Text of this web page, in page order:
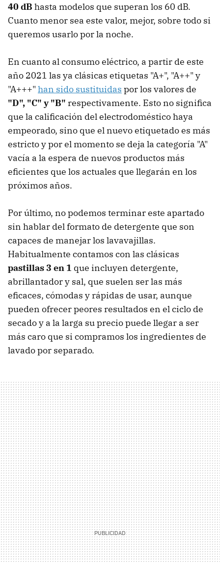
40 dB hasta modelos que superan los 60 dB.
Cuanto menor sea este valor, mejor, sobre todo si
queremos usarlo por la noche.
En cuanto al consumo eléctrico, a partir de este
año 2021 las ya clásicas etiquetas "A+", "A++" y
"A+++" han sido sustituidas por los valores de
"D", "C" y "B" respectivamente. Esto no significa
que la calificación del electrodoméstico haya
empeorado, sino que el nuevo etiquetado es más
estricto y por el momento se deja la categoría "A"
vacía a la espera de nuevos productos más
eficientes que los actuales que llegarán en los
próximos años.
Por último, no podemos terminar este apartado
sin hablar del formato de detergente que son
capaces de manejar los lavavajillas.
Habitualmente contamos con las clásicas
pastillas 3 en 1 que incluyen detergente,
abrillantador y sal, que suelen ser las más
eficaces, cómodas y rápidas de usar, aunque
pueden ofrecer peores resultados en el ciclo de
secado y a la larga su precio puede llegar a ser
más caro que si compramos los ingredientes de
lavado por separado.